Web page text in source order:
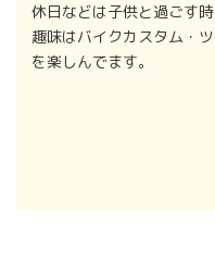
休日などは子供と過ごす時
趣味はバイクカスタム・
を楽しんでます。